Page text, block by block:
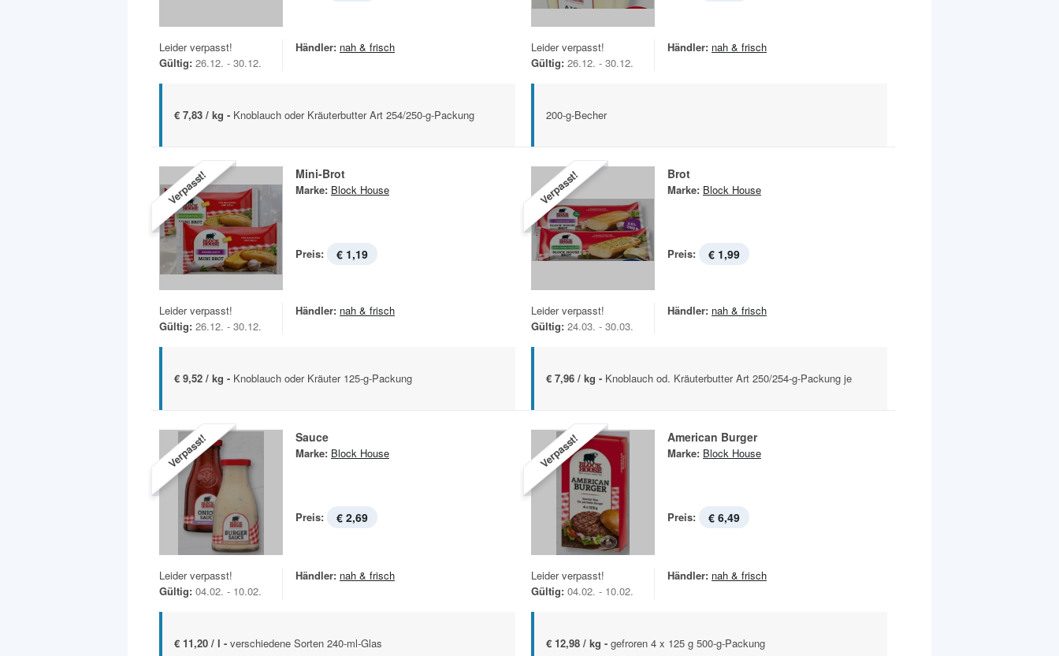
Leider verpasst!
Gültig: 26.12. - 30.12.
Händler: nah & frisch
€ 7,83 / kg - Knoblauch oder Kräuterbutter Art 254/250-g-Packung
Leider verpasst!
Gültig: 26.12. - 30.12.
Händler: nah & frisch
200-g-Becher
Verpasst! Mini-Brot
Marke: Block House
Preis: € 1,19
Leider verpasst!
Gültig: 26.12. - 30.12.
Händler: nah & frisch
€ 9,52 / kg - Knoblauch oder Kräuter 125-g-Packung
Verpasst! Brot
Marke: Block House
Preis: € 1,99
Leider verpasst!
Gültig: 24.03. - 30.03.
Händler: nah & frisch
€ 7,96 / kg - Knoblauch od. Kräuterbutter Art 250/254-g-Packung je
Verpasst! Sauce
Marke: Block House
Preis: € 2,69
Leider verpasst!
Gültig: 04.02. - 10.02.
Händler: nah & frisch
€ 11,20 / l - verschiedene Sorten 240-ml-Glas
Verpasst! American Burger
Marke: Block House
Preis: € 6,49
Leider verpasst!
Gültig: 04.02. - 10.02.
Händler: nah & frisch
€ 12,98 / kg - gefroren 4 x 125 g 500-g-Packung